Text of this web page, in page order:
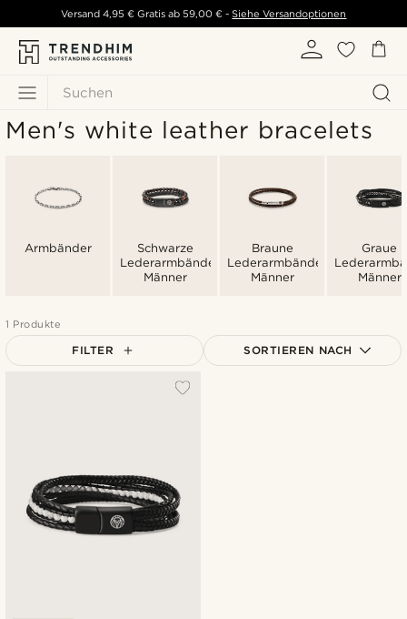
Suchen
Versand 4,95 € Gratis ab 59,00 € - Siehe Versandoptionen
Men's white leather bracelets
Armbänder
Schwarze
Lederarmbänder
Männer
Braune
Lederarmbänder
Männer
Graue
Männer
1 Produkte
FILTER SORTIEREN NACH